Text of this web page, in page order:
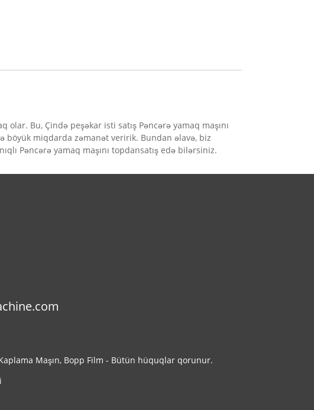
olar. Bu, Çində peşəkar isti satış Pəncərə yamaq maşını
böyük miqdarda zəmanət veririk. Bundan əlavə, biz
Pəncərə yamaq maşını topdansatış edə bilərsiniz.
Maşın, Bopp Film - Bütün hüquqlar qorunur.